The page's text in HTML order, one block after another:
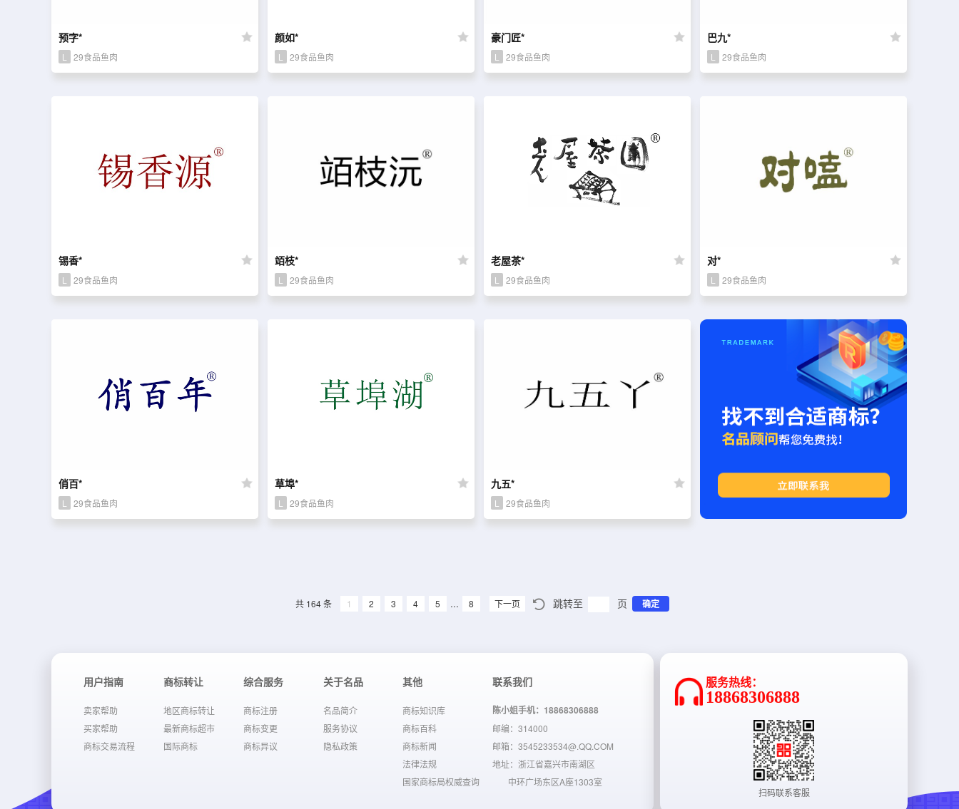
预字*
L 29食品鱼肉
颜如*
L 29食品鱼肉
豪门匠*
L 29食品鱼肉
巴九*
L 29食品鱼肉
锡香*
L 29食品鱼肉
竡枝*
L 29食品鱼肉
老屋茶*
L 29食品鱼肉
对*
L 29食品鱼肉
俏百*
L 29食品鱼肉
草埠*
L 29食品鱼肉
九五*
L 29食品鱼肉
共 164 条 1 2 3 4 5 ... 8 下一页 跳转至 页 确定
用户指南
卖家帮助
买家帮助
商标交易流程
商标转让
地区商标转让
最新商标超市
国际商标
综合服务
商标注册
商标变更
商标异议
关于名品
名品简介
服务协议
隐私政策
其他
商标知识库
商标百科
商标新闻
法律法规
国家商标局权威查询
联系我们
陈小姐手机：18868306888
邮编：314000
邮箱：3545233534@.QQ.COM
地址：浙江省嘉兴市南湖区
中环广场东区A座1303室
服务热线：
18868306888
扫码联系客服